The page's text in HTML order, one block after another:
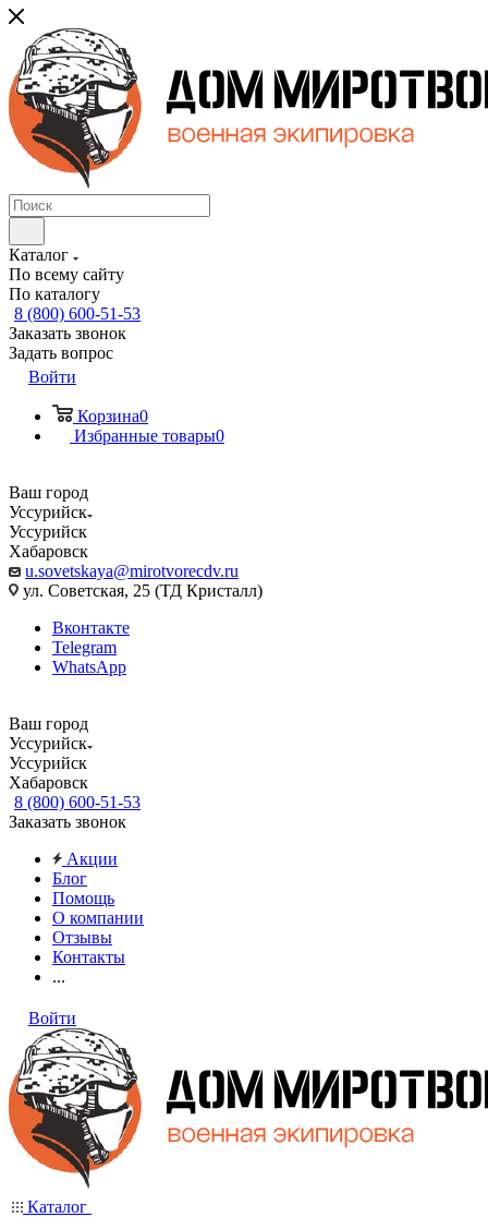
Каталог
По всему сайту
По каталогу
8 (800) 600-51-53
Заказать звонок
Задать вопрос
Войти
Корзина0
Избранные товары0
Ваш город
Уссурийск
Уссурийск
Хабаровск
u.sovetskaya@mirotvorecdv.ru
ул. Советская, 25 (ТД Кристалл)
Вконтакте
Telegram
WhatsApp
Ваш город
Уссурийск
Уссурийск
Хабаровск
8 (800) 600-51-53
Заказать звонок
Акции
Блог
Помощь
О компании
Отзывы
Контакты
...
Войти
Каталог